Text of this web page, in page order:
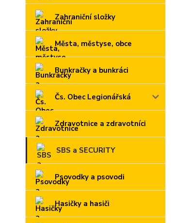
Zahraniční složky
Města, městyse, obce
Bunkračky a bunkráci
Čs. Obec Legionářská
Zdravotnice a zdravotníci
SBS a SECURITY
Psovodky a psovodi
Hasičky a hasiči